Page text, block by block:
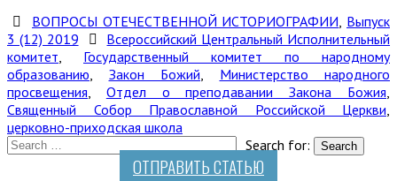
ВОПРОСЫ ОТЕЧЕСТВЕННОЙ ИСТОРИОГРАФИИ, Выпуск
3 (12) 2019
Всероссийский Центральный Исполнительный
комитет, Государственный комитет по народному
образованию, Закон Божий, Министерство народного
просвещения, Отдел о преподавании Закона Божия,
Священный Собор Православной Российской Церкви,
церковно-приходская школа
Search for:
ОТПРАВИТЬ СТАТЬЮ